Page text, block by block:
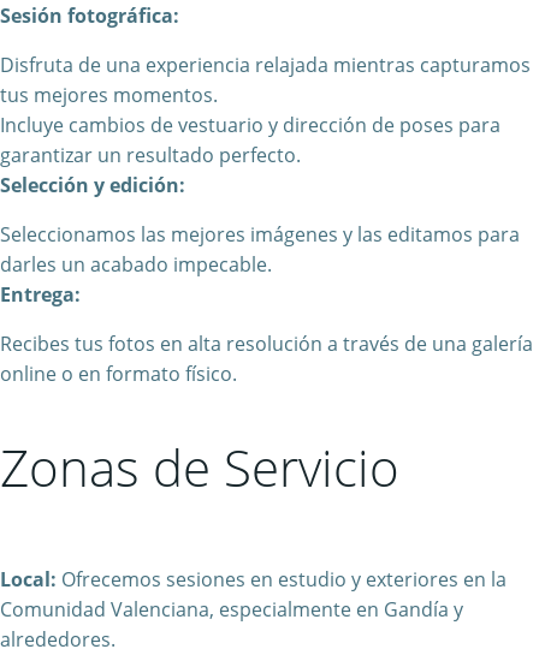
Sesión fotográfica:
Disfruta de una experiencia relajada mientras capturamos
tus mejores momentos.
Incluye cambios de vestuario y dirección de poses para
garantizar un resultado perfecto.
Selección y edición:
Seleccionamos las mejores imágenes y las editamos para
darles un acabado impecable.
Entrega:
Recibes tus fotos en alta resolución a través de una galería
online o en formato físico.
Zonas de Servicio
Local: Ofrecemos sesiones en estudio y exteriores en la
Comunidad Valenciana, especialmente en Gandía y
alrededores.